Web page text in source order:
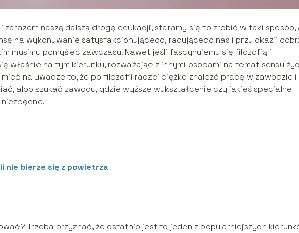
naszą dalszą drogę edukacji, staramy się to zrobić w taki sposób,
na wykonywanie satysfakcjonującego, radującego nas i przy okazji
musimy pomyśleć zawczasu. Nawet jeśli fascynujemy się filozofią i
właśnie na tym kierunku, rozważając z innymi osobami na temat sensu
na uwadze to, że po filozofii raczej ciężko znaleźć pracę w zawodzie i
albo szukać zawodu, gdzie wyższe wykształcenie czy jakieś specjalne
nie bierze się z powietrza
Trzeba przyznać, że ostatnio jest to jeden z popularniejszych